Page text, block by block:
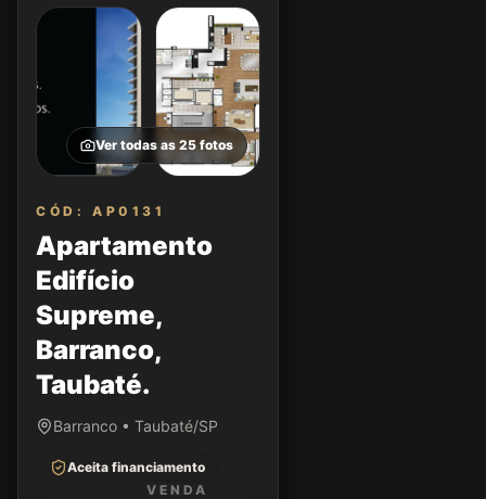
Ver todas as 25fotos
CÓD: AP0131
Apartamento
Edifício
Supreme,
Barranco,
Taubaté.
Barranco • Taubaté/SP
Aceita financiamento
VENDA